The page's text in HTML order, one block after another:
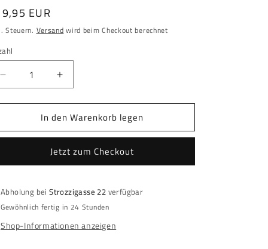
EUR
Steuern. Versand wird beim Checkout berechnet
Verringere
die
Menge
League
-
Mousepad
-
logo
Erhöhe
die
Menge
für
League
Legends
-
Mousepad
-
logo
In den Warenkorb legen
Jetzt zum Checkout
Abholung beiStrozzigasse 22 verfügbar
Gewöhnlich fertig in 24 Stunden
Shop-Informationen anzeigen